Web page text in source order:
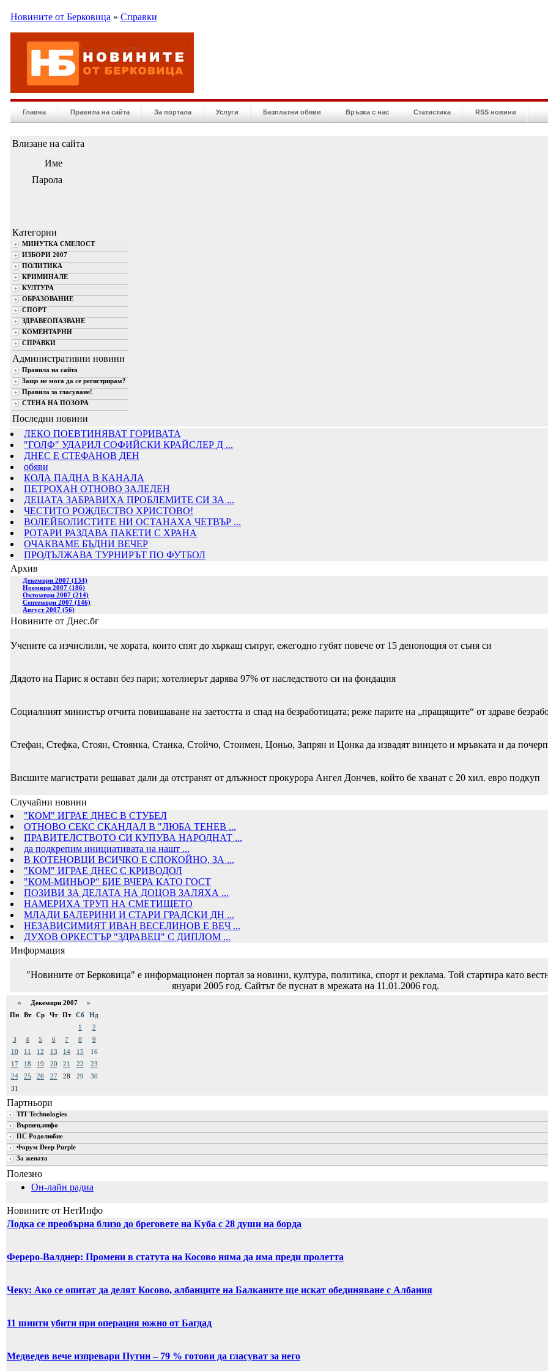
Новините от Берковица » Справки
Главна Правила на сайта За портала Услуги Безплатни обяви Връзка с нас Статистика RSS новини
Влизане на сайта
Име
Парола
Категории
МИНУТКА СМЕЛОСТ
ИЗБОРИ 2007
ПОЛИТИКА
КРИМИНАЛЕ
КУЛТУРА
ОБРАЗОВАНИЕ
СПОРТ
ЗДРАВЕОПАЗВАНЕ
КОМЕНТАРНИ
СПРАВКИ
Административни новини
Правила на сайта
Защо не мога да се регистрирам?
Правила за гласуване!
СТЕНА НА ПОЗОРА
Последни новини
ЛЕКО ПОЕВТИНЯВАТ ГОРИВАТА
"ГОЛФ" УДАРИЛ СОФИЙСКИ КРАЙСЛЕР Д ...
ДНЕС Е СТЕФАНОВ ДЕН
обяви
КОЛА ПАДНА В КАНАЛА
ПЕТРОХАН ОТНОВО ЗАЛЕДЕН
ДЕЦАТА ЗАБРАВИХА ПРОБЛЕМИТЕ СИ ЗА ...
ЧЕСТИТО РОЖДЕСТВО ХРИСТОВО!
ВОЛЕЙБОЛИСТИТЕ НИ ОСТАНАХА ЧЕТВЪР ...
РОТАРИ РАЗДАВА ПАКЕТИ С ХРАНА
ОЧАКВАМЕ БЪДНИ ВЕЧЕР
ПРОДЪЛЖАВА ТУРНИРЪТ ПО ФУТБОЛ
Архив
Декември 2007 (134)
Ноември 2007 (186)
Октомври 2007 (214)
Септември 2007 (146)
Август 2007 (56)
Новините от Днес.бг
Учените са изчислили, че хората, които спят до хъркащ съпруг, ежегодно губят повече от 15 денонощия от съня си
Дядото на Парис я остави без пари; хотелиерът дарява 97% от наследството си на фондация
Социалният министър отчита повишаване на заетостта и спад на безработицата; реже парите на „пращящите“ от здраве
Стефан, Стефка, Стоян, Стоянка, Станка, Стойчо, Стоимен, Цоньо, Запрян и Цонка да извадят винцето и мръвката и да
Висшите магистрати решават дали да отстранят от длъжност прокурора Ангел Дончев, който бе хванат с 20 хил. евро подкуп
Случайни новини
"КОМ" ИГРАЕ ДНЕС В СТУБЕЛ
ОТНОВО СЕКС СКАНДАЛ В "ЛЮБА ТЕНЕВ ...
ПРАВИТЕЛСТВОТО СИ КУПУВА НАРОДНАТ ...
да подкрепим инициативата на нашт ...
В КОТЕНОВЦИ ВСИЧКО Е СПОКОЙНО, ЗА ...
"КОМ" ИГРАЕ ДНЕС С КРИВОДОЛ
"КОМ-МИНЬОР" БИЕ ВЧЕРА КАТО ГОСТ
ПОЗИВИ ЗА ДЕЛАТА НА ДОЦОВ ЗАЛЯХА ...
НАМЕРИХА ТРУП НА СМЕТИЩЕТО
МЛАДИ БАЛЕРИНИ И СТАРИ ГРАДСКИ ДН ...
НЕЗАВИСИМИЯТ ИВАН ВЕСЕЛИНОВ Е ВЕЧ ...
ДУХОВ ОРКЕСТЪР "ЗДРАВЕЦ" С ДИПЛОМ ...
Информация
"Новините от Берковица" е информационен портал за новини, култура, политика, спорт и реклама. Той стартира като
януари 2005 год. Сайтът бе пуснат в мрежата на 11.01.2006 год.
« Декември 2007 »
Пн
Вт Ср Чт Пт Сб
Нд
1
2
3
4 5 6 7 8
9
10
11 12 13 14 15
16
17
18 19 20 21 22
23
24
25 26 27 28 29
30
31
Партньори
TIT Technologies
Вършец.инфо
ПС Родолюбие
Форум Deep Purple
За жената
Полезно
Он-лайн радиа
Новините от НетИнфо
Лодка се преобърна близо до бреговете на Куба с 28 души на борда
Фереро-Валднер: Промени в статута на Косово няма да има преди пролетта
Чеку: Ако се опитат да делят Косово, албанците на Балканите ще искат обединяване с Албания
11 шиити убити при операция южно от Багдад
Медведев вече изпревари Путин – 79 % готови да гласуват за него